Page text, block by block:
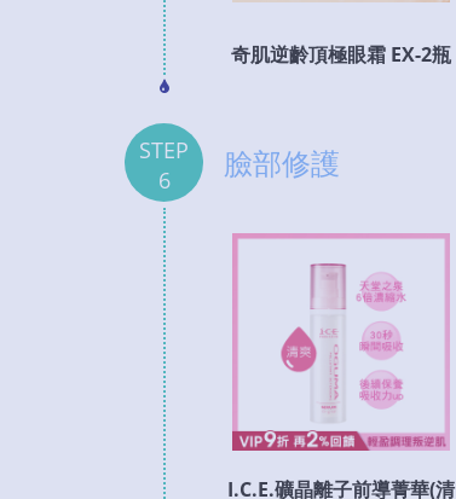
奇肌逆齡頂極眼霜 EX-2瓶
STEP
6
臉部修護
I.C.E.礦晶離子前導菁華(清